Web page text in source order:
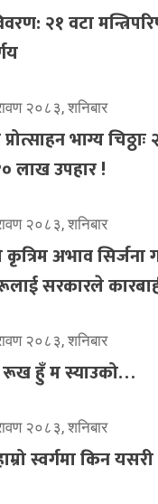
२१ वटा
२०८३, शनिबार
भाग्य
लाख उपहार !
२०८३, शनिबार
अभाव सिर्जना
सरकारले
२०८३, शनिबार
रूख हुँ म स्याउको…
२०८३, शनिबार
स्वर्गमा किन